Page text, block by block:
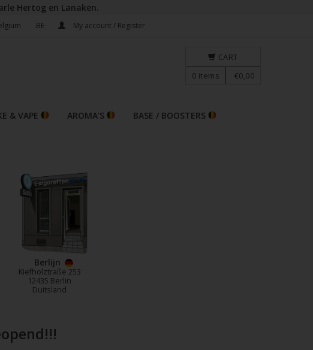
Hertog en Lanaken.
.BE My account / Register
& VAPE AROMA'S
BASE / BOOSTERS
CART
0 items €0,00
Berlijn
Kiefholztraße 253
12435 Berlin
Duitsland